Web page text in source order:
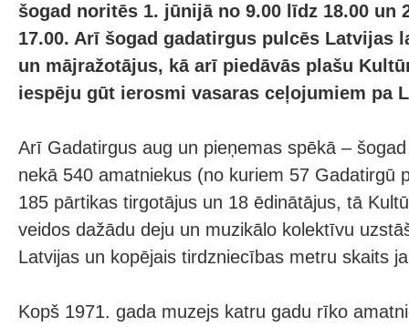
šogad noritēs 1. jūnijā no 9.00 līdz 18.00 un
17.00. Arī šogad gadatirgus pulcēs Latvijas
un mājražotājus, kā arī piedāvās plašu
iespēju gūt ierosmi vasaras ceļojumiem pa
Arī Gadatirgus aug un pieņemas spēkā –
nekā 540 amatniekus (no kuriem 57 Gadatirgū
185 pārtikas tirgotājus un 18 ēdinātājus, tā
veidos dažādu deju un muzikālo kolektīvu
Latvijas un kopējais tirdzniecības metru skaits
Kopš 1971. gada muzejs katru gadu rīko